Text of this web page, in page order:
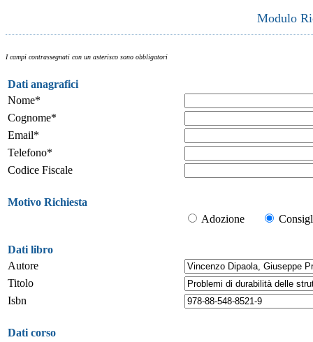
Modulo
I campi contrassegnati con un asterisco sono obbligatori
Dati anagrafici
Nome*
Cognome*
Email*
Telefono*
Codice Fiscale
Motivo Richiesta
Adozione
Dati libro
Autore
Titolo
Isbn
Dati corso